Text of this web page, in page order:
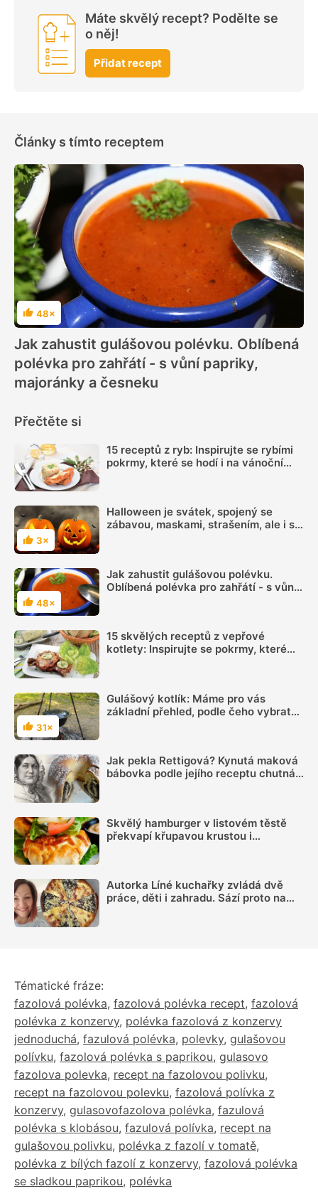
Máte skvělý recept? Podělte se
o něj!
Přidat recept
Články s tímto receptem
Hodnocení
48×
Jak zahustit gulášovou polévku. Oblíbená
polévka pro zahřátí - s vůní papriky,
majoránky a česneku
Přečtěte si
15 receptů z ryb: Inspirujte se rybími
pokrmy, které se hodí i na vánoční
Hodnocení
3×
Halloween je svátek, spojený se
zábavou, maskami, strašením, ale i s
Hodnocení
48×
Jak zahustit gulášovou polévku.
Oblíbená polévka pro zahřátí - s vůní
15 skvělých receptů z vepřové
kotlety: Inspirujte se pokrmy, které
Hodnocení
31×
Gulášový kotlík: Máme pro vás
základní přehled, podle čeho vybrat
Jak pekla Rettigová? Kynutá maková
bábovka podle jejího receptu chutná
Skvělý hamburger v listovém těstě
překvapí křupavou krustou i
Autorka Líné kuchařky zvládá dvě
práce, děti i zahradu. Sází proto na
Tématické fráze:
fazolová polévka, fazolová polévka recept, fazolová
polévka z konzervy, polévka fazolová z konzervy
jednoduchá, fazulová polévka, polevky, gulašovou
polívku, fazolová polévka s paprikou, gulasovo
fazolova polevka, recept na fazolovou polivku,
recept na fazolovou polevku, fazolová polívka z
konzervy, gulasovofazolova polévka, fazulová
polévka s klobásou, fazulová polívka, recept na
gulašovou polivku, polévka z fazolí v tomatě,
polévka z bílých fazolí z konzervy, fazolová polévka
se sladkou paprikou, polévka